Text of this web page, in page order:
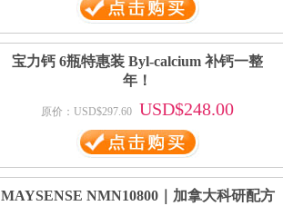
宝力钙 6瓶特惠装 Byl-calcium 补钙一整
年！
原价：USD$297.60 USD$248.00
MAYSENSE NMN10800｜加拿大科研配方